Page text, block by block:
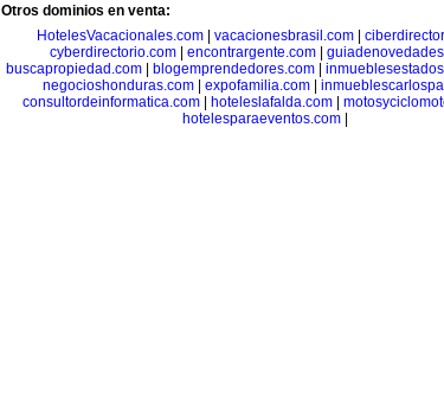
Otros dominios en venta:
HotelesVacacionales.com| vacacionesbrasil.com|
cyberdirectorio.com| encontrargente.com|
buscapropiedad.com| blogemprendedores.com|
negocioshonduras.com| expofamilia.com|
consultordeinformatica.com| hoteleslafalda.com|
hotelesparaeventos.com